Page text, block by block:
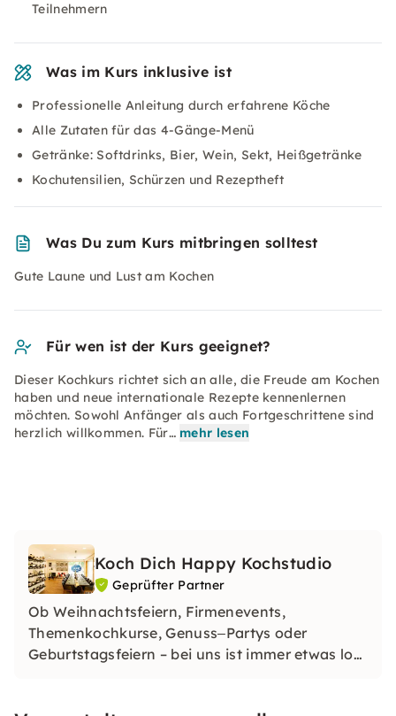
Teilnehmern​
Was im Kurs inklusive ist
Professionelle Anleitung durch erfahrene Köche
Alle Zutaten für das 4-Gänge-Menü
Getränke: Softdrinks, Bier, Wein, Sekt, Heißgetränke
Kochutensilien, Schürzen und Rezeptheft
Was Du zum Kurs mitbringen solltest
Gute Laune und Lust am Kochen
Für wen ist der Kurs geeignet?
Dieser Kochkurs richtet sich an alle, die Freude am Kochen
haben und neue internationale Rezepte kennenlernen
möchten. Sowohl Anfänger als auch Fortgeschrittene sind
herzlich willkommen. Für… mehr lesen
Koch Dich Happy Kochstudio
Geprüfter Partner
Ob Weihnachtsfeiern, Firmenevents,
Themenkochkurse, Genuss‒Partys oder
Geburtstagsfeiern – bei uns ist immer etwas los